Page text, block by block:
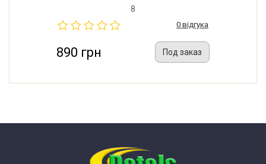
8
0 відгука
890 грн Под заказ